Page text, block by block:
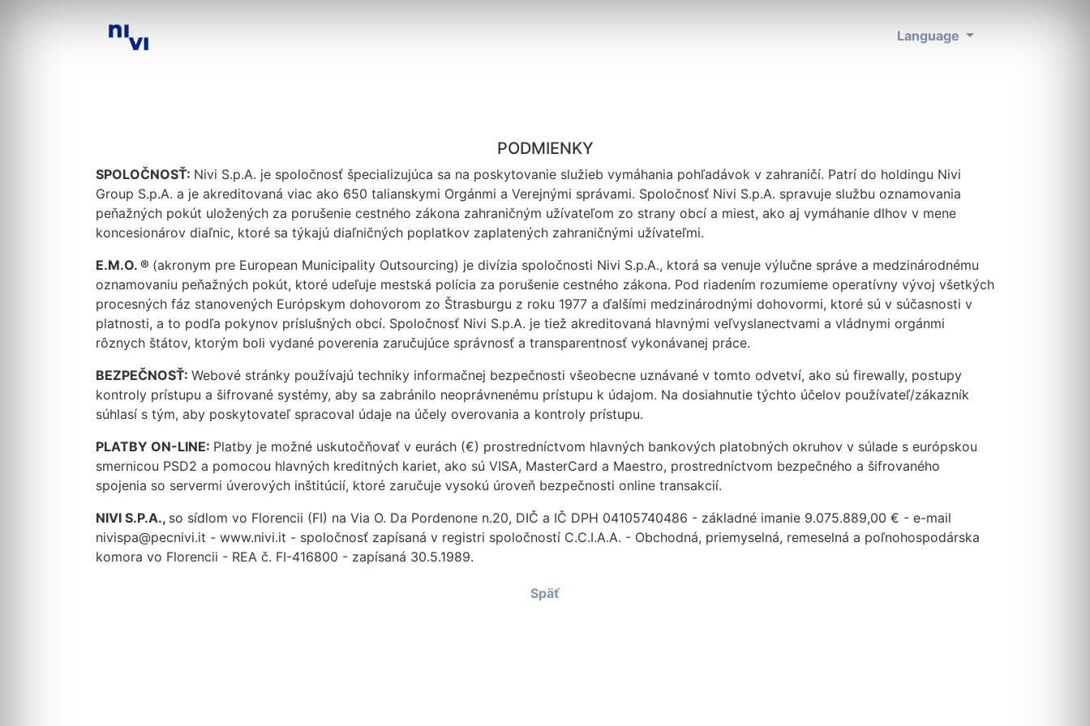
Language
PODMIENKY
SPOLOČNOSŤ: Nivi S.p.A. je spoločnosť špecializujúca sa na poskytovanie služieb vymáhania pohľadávok v zahraničí. Patrí do holdingu Nivi
Group S.p.A. a je akreditovaná viac ako 650 talianskymi Orgánmi a Verejnými správami. Spoločnosť Nivi S.p.A. spravuje službu oznamovania
peňažných pokút uložených za porušenie cestného zákona zahraničným užívateľom zo strany obcí a miest, ako aj vymáhanie dlhov v mene
koncesionárov diaľnic, ktoré sa týkajú diaľničných poplatkov zaplatených zahraničnými užívateľmi.
E.M.O. ® (akronym pre European Municipality Outsourcing) je divízia spoločnosti Nivi S.p.A., ktorá sa venuje výlučne správe a medzinárodnému
oznamovaniu peňažných pokút, ktoré udeľuje mestská polícia za porušenie cestného zákona. Pod riadením rozumieme operatívny vývoj všetkých
procesných fáz stanovených Európskym dohovorom zo Štrasburgu z roku 1977 a ďalšími medzinárodnými dohovormi, ktoré sú v súčasnosti v
platnosti, a to podľa pokynov príslušných obcí. Spoločnosť Nivi S.p.A. je tiež akreditovaná hlavnými veľvyslanectvami a vládnymi orgánmi
rôznych štátov, ktorým boli vydané poverenia zaručujúce správnosť a transparentnosť vykonávanej práce.
BEZPEČNOSŤ: Webové stránky používajú techniky informačnej bezpečnosti všeobecne uznávané v tomto odvetví, ako sú firewally, postupy
kontroly prístupu a šifrované systémy, aby sa zabránilo neoprávnenému prístupu k údajom. Na dosiahnutie týchto účelov používateľ/zákazník
súhlasí s tým, aby poskytovateľ spracoval údaje na účely overovania a kontroly prístupu.
PLATBY ON-LINE: Platby je možné uskutočňovať v eurách (€) prostredníctvom hlavných bankových platobných okruhov v súlade s európskou
smernicou PSD2 a pomocou hlavných kreditných kariet, ako sú VISA, MasterCard a Maestro, prostredníctvom bezpečného a šifrovaného
spojenia so servermi úverových inštitúcií, ktoré zaručuje vysokú úroveň bezpečnosti online transakcií.
NIVI S.P.A., so sídlom vo Florencii (FI) na Via O. Da Pordenone n.20, DIČ a IČ DPH 04105740486 - základné imanie 9.075.889,00 € - e-mail
nivispa@pecnivi.it - www.nivi.it - spoločnosť zapísaná v registri spoločností C.C.I.A.A. - Obchodná, priemyselná, remeselná a poľnohospodárska
komora vo Florencii - REA č. FI-416800 - zapísaná 30.5.1989.
Späť